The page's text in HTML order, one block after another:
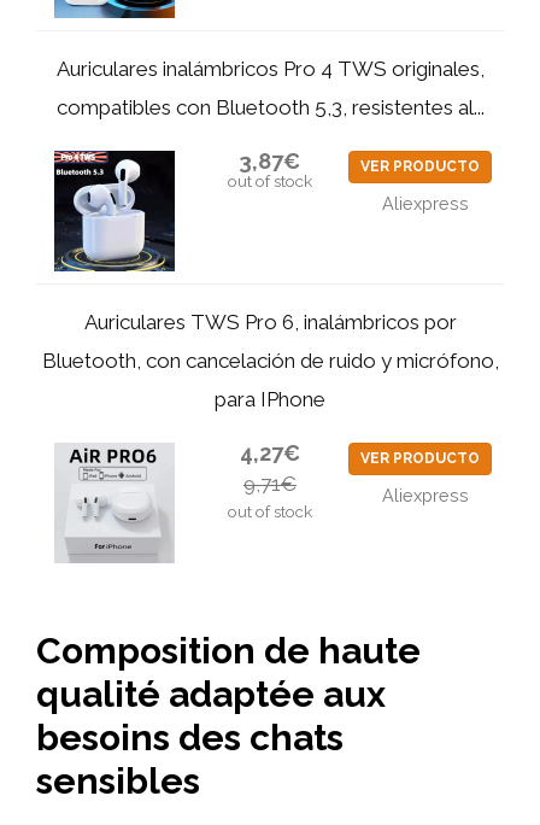
Auriculares inalámbricos Pro 4 TWS originales,
compatibles con Bluetooth 5,3, resistentes al...
3,87€
out of stock
VER PRODUCTO
Aliexpress
Auriculares TWS Pro 6, inalámbricos por
Bluetooth, con cancelación de ruido y micrófono,
para IPhone
4,27€
9,71€
out of stock
VER PRODUCTO
Aliexpress
Composition de haute
qualité adaptée aux
besoins des chats
sensibles